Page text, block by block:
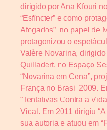
dirigido por Ana Kfouri
“Esfíncter” e como
Afogados”, no papel de
protagonizou o
Valère Novarina,
Quilladert, no Espaço
“Novarina em Cena”,
França no Brasil 2009.
“Tentativas Contra a
Vidal. Em 2011 dirigiu
sua autoria e atuou em